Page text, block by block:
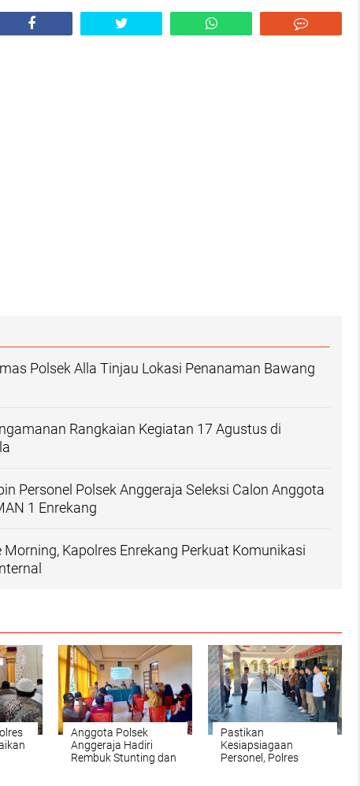
Polsek Alla Tinjau Lokasi Penanaman Bawang
Rangkaian Kegiatan 17 Agustus di
Personel Polsek Anggeraja Seleksi Calon Anggota
1 Enrekang
Morning, Kapolres Enrekang Perkuat Komunikasi
Anggota Polsek
Anggeraja Hadiri
Rembuk Stunting dan
Pastikan
Kesiapsiagaan
Personel, Polres